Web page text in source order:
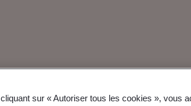
de durabilité
sur « Autoriser tous les cookies », vous